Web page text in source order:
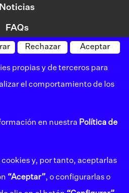
Noticias
FAQs
los derechos reservados
de privacidad
Aceptar
Rechazar
propias y de terceros para
el comportamiento de los
en nuestra Política de
y, por tanto, aceptarlas
“Aceptar”, o configurarlas o